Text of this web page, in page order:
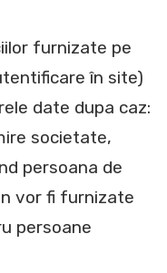
furnizate pe
în site)
date dupa caz:
societate,
persoana de
vor fi furnizate
persoane